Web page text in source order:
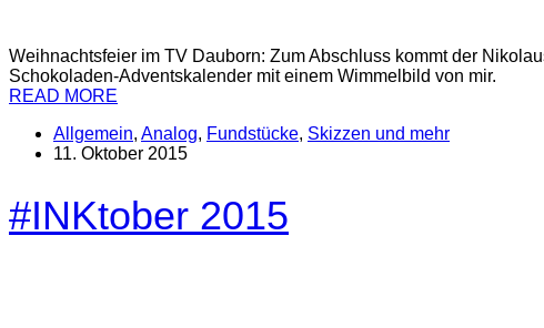
Weihnachtsfeier im TV Dauborn: Zum Abschluss kommt der
Schokoladen-Adventskalender mit einem Wimmelbild von mir.
READ MORE
Allgemein, Analog, Fundstücke, Skizzen und mehr
11. Oktober 2015
#INKtober 2015